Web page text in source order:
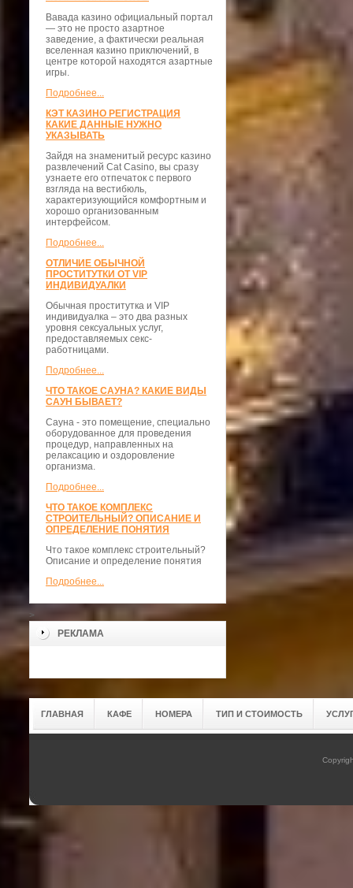
Вавада казино официальный портал
— это не просто азартное
заведение, а фактически реальная
вселенная казино приключений, в
центре которой находятся азартные
игры.
Подробнее...
КЭТ КАЗИНО РЕГИСТРАЦИЯ
КАКИЕ ДАННЫЕ НУЖНО
УКАЗЫВАТЬ
Зайдя на знаменитый ресурс казино
развлечений Cat Casino, вы сразу
узнаете его отпечаток с первого
взгляда на вестибюль,
характеризующийся комфортным и
хорошо организованным
интерфейсом.
Подробнее...
ОТЛИЧИЕ ОБЫЧНОЙ
ПРОСТИТУТКИ ОТ VIP
ИНДИВИДУАЛКИ
Обычная проститутка и VIP
индивидуалка – это два разных
уровня сексуальных услуг,
предоставляемых секс-
работницами.
Подробнее...
ЧТО ТАКОЕ САУНА? КАКИЕ ВИДЫ
САУН БЫВАЕТ?
Сауна - это помещение, специально
оборудованное для проведения
процедур, направленных на
релаксацию и оздоровление
организма.
Подробнее...
ЧТО ТАКОЕ КОМПЛЕКС
СТРОИТЕЛЬНЫЙ? ОПИСАНИЕ И
ОПРЕДЕЛЕНИЕ ПОНЯТИЯ
Что такое комплекс строительный?
Описание и определение понятия
Подробнее...
>
РЕКЛАМА
ГЛАВНАЯ КАФЕ НОМЕРА ТИП И СТОИМОСТЬ